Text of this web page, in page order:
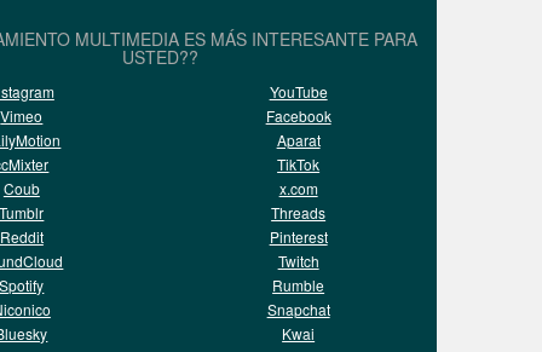
MULTIMEDIA ES MÁS INTERESANTE PARA
USTED??
YouTube
Vimeo
Facebook
Aparat
TikTok
Coub
x.com
Tumblr
Threads
Reddit
Pinterest
Twitch
Spotify
Rumble
Snapchat
Kwai